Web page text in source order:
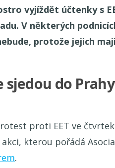
vyjíždět účtenky s
V některých
protože jejich
sjedou do
proti EET ve
kterou pořádá
.